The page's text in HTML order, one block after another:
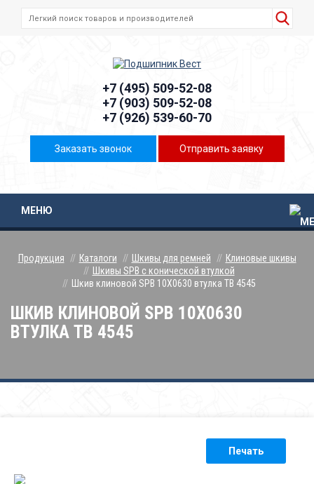
+7 (495) 509-52-08
+7 (903) 509-52-08
+7 (926) 539-60-70
Заказать звонок Отправить заявку
МЕНЮ
Продукция Каталоги Шкивы для ремней
Клиновые шкивы
Шкивы SPB с конической втулкой
Шкив клиновой SPB 10Х0630 втулка ТВ 4545
ШКИВ КЛИНОВОЙ SPB 10Х0630
ВТУЛКА ТВ 4545
Печать